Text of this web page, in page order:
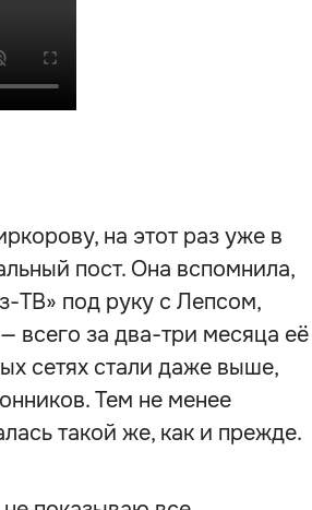
на этот раз уже в
пост. Она вспомнила,
ТВ» под руку с Лепсом,
всего за два-три месяца её
сетях стали даже выше,
Тем не менее
такой же, как и прежде.